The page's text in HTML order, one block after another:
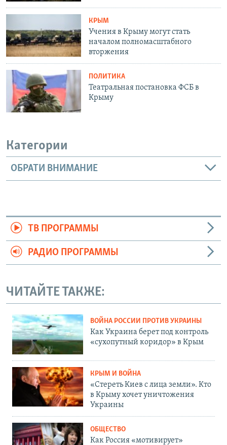
КРЫМ
Учения в Крыму могут стать
началом полномасштабного
вторжения
ПОЛИТИКА
Театральная постановка ФСБ в
Крыму
Категории
ОБРАТИ ВНИМАНИЕ
ТВ ПРОГРАММЫ
РАДИО ПРОГРАММЫ
ЧИТАЙТЕ ТАКЖЕ:
ВОЙНА РОССИИ ПРОТИВ УКРАИНЫ
Как Украина берет под контроль
«сухопутный коридор» в Крым
КРЫМ И ВОЙНА
«Стереть Киев с лица земли». Кто
в Крыму хочет уничтожения
Украины
ОБЩЕСТВО
Как Россия «мотивирует»